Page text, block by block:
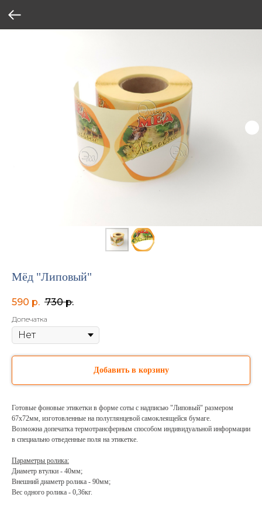
Мёд "Липовый"
590 р. 730 р.
Допечатка
Добавить в корзину
Готовые фоновые этикетки в форме соты с надписью "Липовый" размером
67х72мм, изготовленные на полуглянцевой самоклеящейся бумаге.
Возможна допечатка термотрансферным способом индивидуальной информации
в специально отведенные поля на этикетке.
Параметры ролика:
Диаметр втулки - 40мм;
Внешний диаметр ролика - 90мм;
Вес одного ролика - 0,36кг.